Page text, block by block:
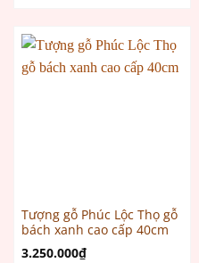
Tượng gỗ Phúc Lộc Thọ gỗ
bách xanh cao cấp 40cm
3.250.000₫